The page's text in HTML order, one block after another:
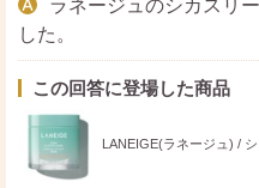
ラネージュのシカスリ
した。
この回答に登場した商品
LANEIGE(ラネージュ) /